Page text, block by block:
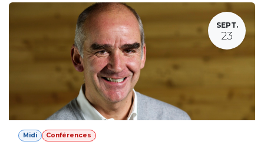
SEPT.
23
Midi Conférences